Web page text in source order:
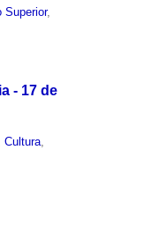
Superior,
- 17 de
,Cultura